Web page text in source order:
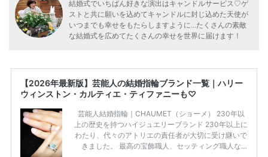
結婚式でいちばん好きな演出はキャンドルサービス♡ゲ
ストと共に願いを込めてキャンドルに封じ込めた天使が
いつまでも幸せをもたらしますように...たくさんの素敵
な結婚式を広めてたくさんの幸せを世界に届けます！
【2026年最新版】芸能人の結婚指輪ブランド一覧｜ハリー
ウィンストン・カルティエ・ティファニーも♡
芸能人結婚指輪｜CHAUMET（ショーメ） 230年以
上の歴史を持つハイジュエリーブランド 230年以上に
わたり、代々のアトリエの責任者が大切に受け継いで
きました。 最高の宝飾職人、セッティング職人な